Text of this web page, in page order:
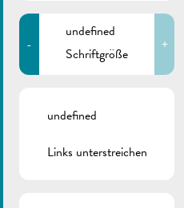
-
undefined
Schriftgröße
+
undefined
Links unterstreichen